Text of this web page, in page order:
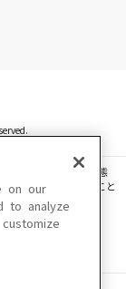
音声等を、手段や形態
ファイル化などすること
あります。
ります。
on our
to analyze